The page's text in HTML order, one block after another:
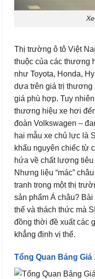
Thị trường ô tô Việt
thuộc của các thương
như Toyota, Honda,
dựa trên giá trị thương
giá phù hợp. Tuy
thương hiệu xe hơi
đoàn Volkswagen –
hai mẫu xe chủ lực là
khẩu nguyên chiếc từ
hứa về chất lượng
Nhưng liệu “mác”
tranh trong một thị
sản phẩm Á châu?
thế và thách thức mà
đồng thời đề xuất các
khẳng định vị thế.
Tổng Quan Bảng Giá